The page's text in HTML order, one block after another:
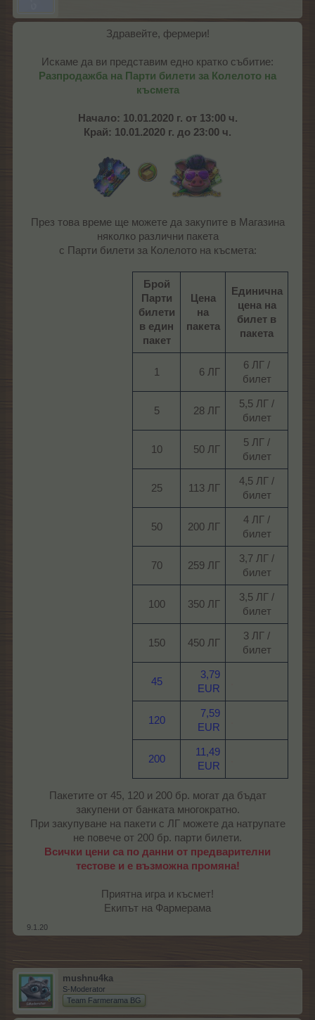
Здравейте, фермери!
Искаме да ви представим едно кратко събитие:
Разпродажба на Парти билети за Колелото на
късмета
Начало: 10.01.2020 г. от 13:00 ч.
Край: 10.01.2020 г. до 23:00 ч.
През това време ще можете да закупите в Магазина
няколко различни пакета
с Парти билети за Колелото на късмета:
Брой
Парти
билети
в един
пакет
Цена
на
пакета
Единична
цена на
билет в
пакета
1​ 6 ЛГ​
6 ЛГ /
билет​
5​ 28 ЛГ​
5,5 ЛГ /
билет​
10​ 50 ЛГ​
5 ЛГ /
билет​
25​ 113 ЛГ​
4,5 ЛГ /
билет​
50​ 200 ЛГ​
4 ЛГ /
билет​
70​ 259 ЛГ​
3,7 ЛГ /
билет​
100​ 350 ЛГ​
3,5 ЛГ /
билет​
150​ 450 ЛГ​
3 ЛГ /
билет​
45
3,79
EUR
120
7,59
EUR
200
11,49
EUR
Пакетите от 45, 120 и 200 бр. могат да бъдат
закупени от банката многократно.
При закупуване на пакети с ЛГ можете да натрупате
не повече от 200 бр. парти билети.
Всички цени са по данни от предварителни
тестове и е възможна промяна!
Приятна игра и късмет!
Екипът на Фармерама​
9.1.20
mushnu4ka
S-Moderator
Team Farmerama BG